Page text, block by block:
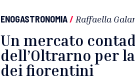
ENOGASTRONOMIA/ Raffaella
Un mercato
dell’Oltrarno per
dei fiorentini